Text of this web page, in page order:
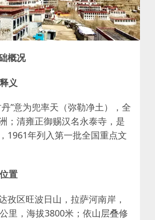
概况
义
”意为兜率天（弥勒净土），全
；清雍正御赐汉名永泰寺，是
1961年列入第一批全国重点文
置
孜区旺波日山，拉萨河南岸，
里，海拔3800米；依山层叠修